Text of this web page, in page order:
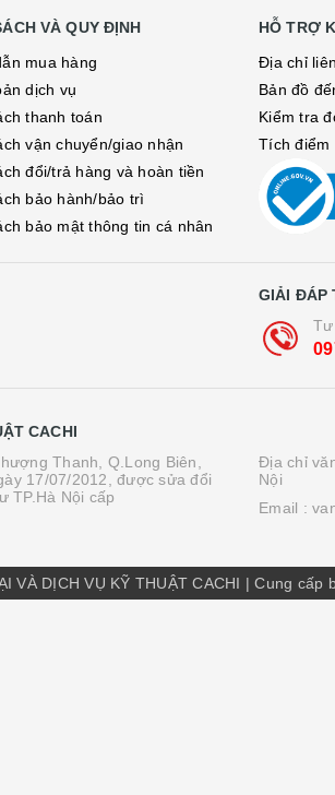
VÀ QUY ĐỊNH
mua hàng
dịch vụ
thanh toán
vận chuyển/giao nhận
đổi/trả hàng và hoàn tiền
bảo hành/bảo trì
bảo mật thông tin cá nhân
HỖ TRỢ
Địa chỉ
Bản đồ
Kiểm tra
Tích điểm
GIẢI ĐÁP
CACHI
Thanh, Q.Long Biên,
17/07/2012, được sửa đổi
TP.Hà Nội cấp
Địa chỉ
Nội
Email :
VÀ DỊCH VỤ KỸ THUẬT CACHI |Cung cấp